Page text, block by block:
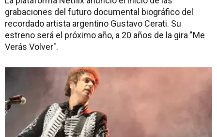
grabaciones del futuro documental biográfico del
recordado artista argentino Gustavo Cerati. Su
estreno será el próximo año, a 20 años de la gira "Me
Verás Volver".